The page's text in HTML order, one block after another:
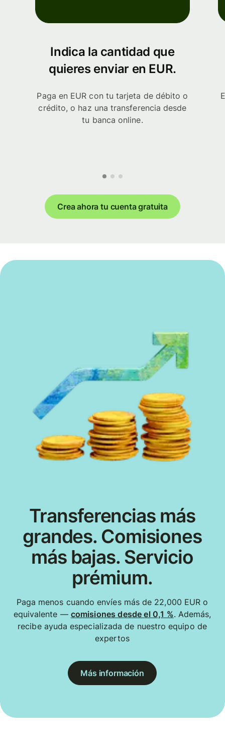
Indica la cantidad que
quieres enviar en EUR.
Paga en EUR con tu tarjeta de débito o
crédito, o haz una transferencia desde
tu banca online.
Crea ahora tu cuenta gratuita
Transferencias más
grandes. Comisiones
más bajas. Servicio
prémium.
Paga menos cuando envíes más de 22,000 EUR o
equivalente — comisiones desde el 0,1 %. Además,
recibe ayuda especializada de nuestro equipo de
expertos
Más información